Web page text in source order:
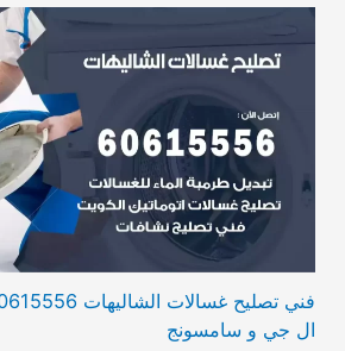
ال جي و سامسونج